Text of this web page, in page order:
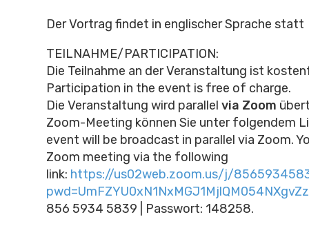
Der Vortrag findet in englischer Sprache statt
TEILNAHME/PARTICIPATION:
Die Teilnahme an der Veranstaltung ist
Participation in the event is free of charge.
Die Veranstaltung wird parallel via Zoom
Zoom-Meeting können Sie unter folgendem
event will be broadcast in parallel via Zoom.
Zoom meeting via the following
link: https://us02web.zoom.us/j/
856 5934 5839 | Passwort: 148258.